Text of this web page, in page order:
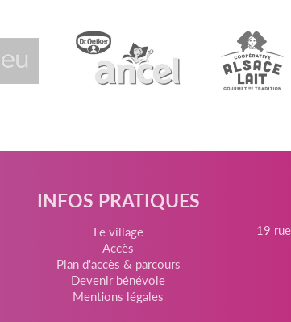
INFOS PRATIQUES
Le village
Accès
Plan d'accès & parcours
Devenir bénévole
Mentions légales
19